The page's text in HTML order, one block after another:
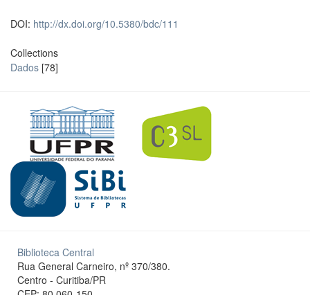
DOI: http://dx.doi.org/10.5380/bdc/111
Collections
Dados [78]
Biblioteca Central
Rua General Carneiro, nº 370/380.
Centro - Curitiba/PR